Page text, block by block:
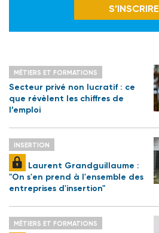
S’INSCRIRE
MÉTIERS ET FORMATIONS
Secteur privé non lucratif : ce
que révèlent les chiffres de
l’emploi
INSERTION
Laurent Grandguillaume :
"On s'en prend à l'ensemble des
entreprises d'insertion"
MÉTIERS ET FORMATIONS